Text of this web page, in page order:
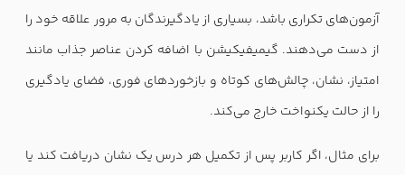
آزمون‌های تکراری باشد، بسیاری از یادگیرندگان به مرور علاقه خود را
از دست می‌دهند. گیمیفیکیشن با اضافه کردن عناصر جذاب مانند
امتیاز، نشان، چالش‌های کوتاه و بازخوردهای فوری، فضای یادگیری
را از حالت یکنواخت خارج می‌کند.
برای مثال، اگر کاربر پس از تکمیل هر درس یک نشان دریافت کند یا